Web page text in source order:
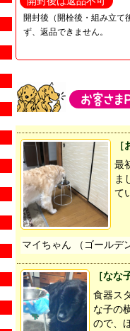
開封後（開栓後・組み立て
ず、返品できません。
最
ま
て
マイちゃん （ゴールデ
［なな
食器ス
な子の
ので、